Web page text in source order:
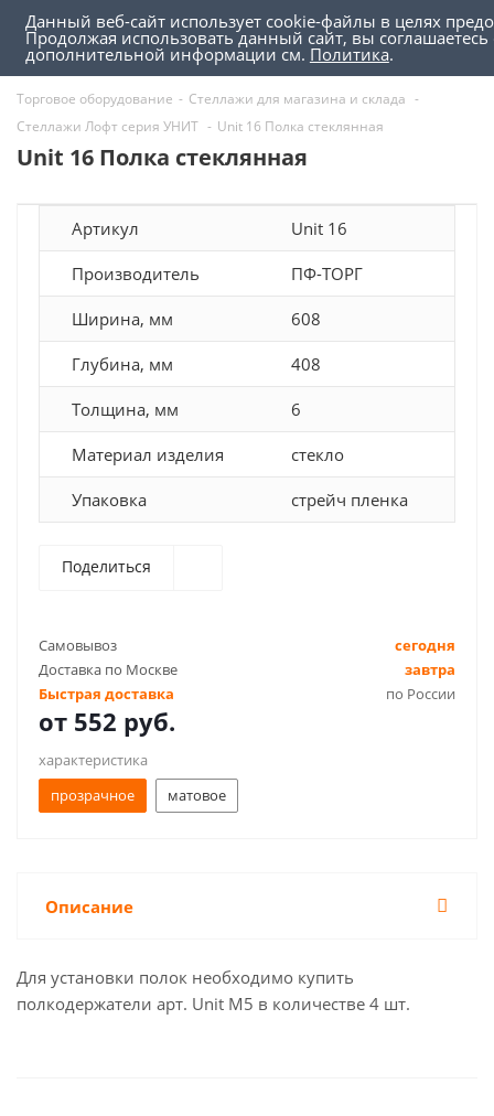
0
0
Торговое оборудование - Стеллажи для магазина и склада -
Стеллажи Лофт серия УНИТ - Unit 16 Полка стеклянная
Unit 16 Полка стеклянная
Артикул Unit 16
Производитель ПФ-ТОРГ
Ширина, мм 608
Глубина, мм 408
Толщина, мм 6
Материал изделия стекло
Упаковка стрейч пленка
Поделиться
Самовывоз
сегодня
Доставка по Москве
завтра
Быстрая доставка
по России
от 552 руб.
характеристика
прозрачное
матовое
Описание
Для установки полок необходимо купить
полкодержатели арт. Unit М5 в количестве 4 шт.
Данный веб-сайт использует cookie-файлы в целях
Продолжая использовать данный сайт, вы
дополнительной информации см. Политика.